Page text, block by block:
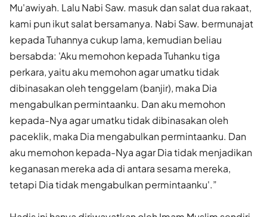
Mu'awiyah. Lalu Nabi Saw. masuk dan salat dua rakaat,
kami pun ikut salat bersamanya. Nabi Saw. bermunajat
kepada Tuhannya cukup lama, kemudian beliau
bersabda: 'Aku memohon kepada Tuhanku tiga
perkara, yaitu aku memohon agar umatku tidak
dibinasakan oleh tenggelam (banjir), maka Dia
mengabulkan permintaanku. Dan aku memohon
kepada-Nya agar umatku tidak dibinasakan oleh
paceklik, maka Dia mengabulkan permintaanku. Dan
aku memohon kepada-Nya agar Dia tidak menjadikan
keganasan mereka ada di antara sesama mereka,
tetapi Dia tidak mengabulkan permintaanku'.”